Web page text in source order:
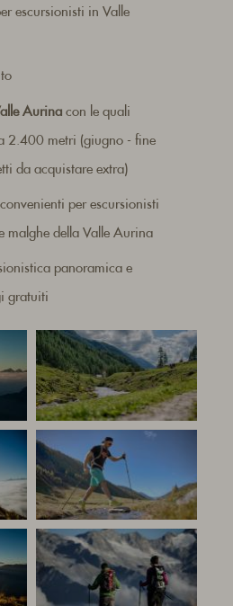
escursionisti in Valle
Aurina con le quali
2.400 metri (giugno - fine
da acquistare extra)
per escursionisti
malghe della Valle Aurina
panoramica e
gratuiti